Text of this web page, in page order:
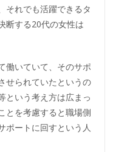
それでも活躍できるタ
断する20代の女性は
働いていて、そのサポ
せられていたというの
という考え方は広まっ
とを考慮すると職場側
ポートに回すという人